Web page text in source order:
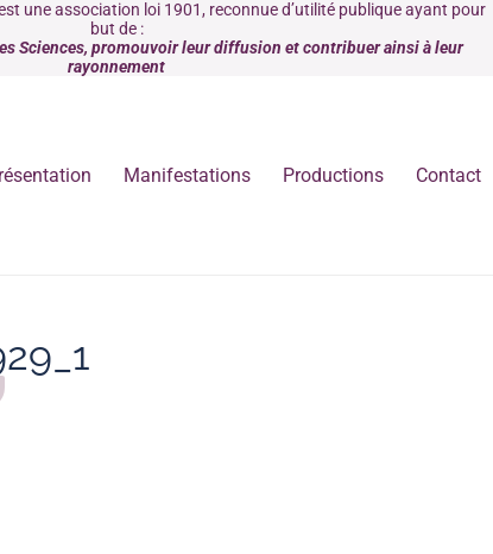
une association loi 1901, reconnue d’utilité publique ayant pour
but de :
Sciences, promouvoir leur diffusion et contribuer ainsi à leur
rayonnement
Manifestations Productions Contact